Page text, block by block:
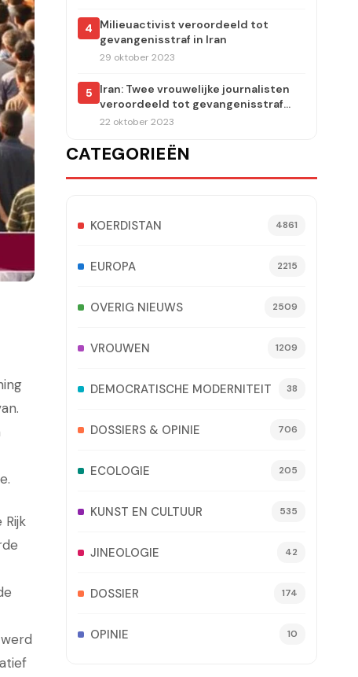
4
Milieuactivist veroordeeld tot
gevangenisstraf in Iran
29 oktober 2023
5
Iran: Twee vrouwelijke journalisten
veroordeeld tot gevangenisstraf
voor verslaggeving over de moord
22 oktober 2023
CATEGORIEËN
KOERDISTAN 4861
EUROPA 2215
OVERIG NIEUWS 2509
VROUWEN 1209
DEMOCRATISCHE MODERNITEIT 38
DOSSIERS & OPINIE 706
ECOLOGIE 205
KUNST EN CULTUUR 535
JINEOLOGIE 42
DOSSIER 174
OPINIE 10